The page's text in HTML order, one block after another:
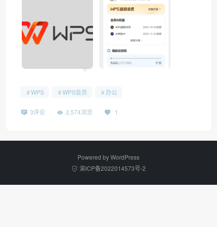
❄
WPS WPS会员 办公
3评论 2,574浏览 1
Powered byWordPress
渝ICP备2022014573号-2